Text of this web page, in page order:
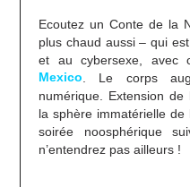
Ecoutez un Conte de la
plus chaud aussi – qui
et au cybersexe, avec
Mexico . Le corps
numérique. Extension de
la sphère immatérielle de
soirée noosphérique
n’entendrez pas ailleurs !